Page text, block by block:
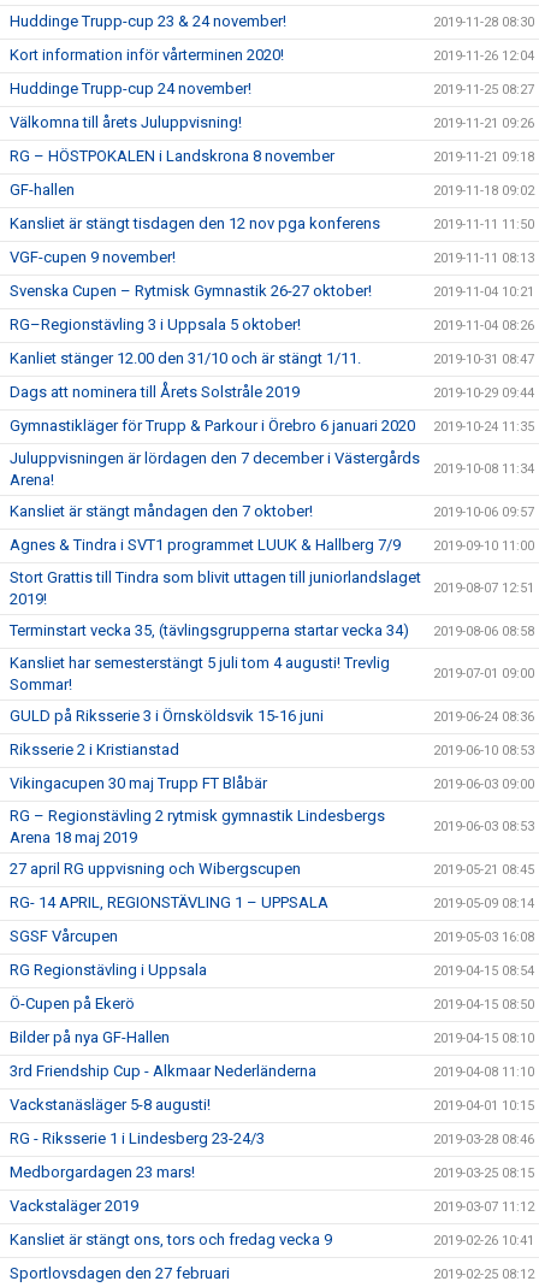
Huddinge Trupp-cup 23 & 24 november! 2019-11-28 08:30
Kort information inför vårterminen 2020! 2019-11-26 12:04
Huddinge Trupp-cup 24 november! 2019-11-25 08:27
Välkomna till årets Juluppvisning! 2019-11-21 09:26
RG – HÖSTPOKALEN i Landskrona 8 november 2019-11-21 09:18
GF-hallen 2019-11-18 09:02
Kansliet är stängt tisdagen den 12 nov pga konferens 2019-11-11 11:50
VGF-cupen 9 november! 2019-11-11 08:13
Svenska Cupen – Rytmisk Gymnastik 26-27 oktober! 2019-11-04 10:21
RG–Regionstävling 3 i Uppsala 5 oktober! 2019-11-04 08:26
Kanliet stänger 12.00 den 31/10 och är stängt 1/11. 2019-10-31 08:47
Dags att nominera till Årets Solstråle 2019 2019-10-29 09:44
Gymnastikläger för Trupp & Parkour i Örebro 6 januari 2020 2019-10-24 11:35
Juluppvisningen är lördagen den 7 december i Västergårds
Arena!
2019-10-08 11:34
Kansliet är stängt måndagen den 7 oktober! 2019-10-06 09:57
Agnes & Tindra i SVT1 programmet LUUK & Hallberg 7/9 2019-09-10 11:00
Stort Grattis till Tindra som blivit uttagen till juniorlandslaget
2019!
2019-08-07 12:51
Terminstart vecka 35, (tävlingsgrupperna startar vecka 34) 2019-08-06 08:58
Kansliet har semesterstängt 5 juli tom 4 augusti! Trevlig
Sommar!
2019-07-01 09:00
GULD på Riksserie 3 i Örnsköldsvik 15-16 juni 2019-06-24 08:36
Riksserie 2 i Kristianstad 2019-06-10 08:53
Vikingacupen 30 maj Trupp FT Blåbär 2019-06-03 09:00
RG – Regionstävling 2 rytmisk gymnastik Lindesbergs
Arena 18 maj 2019
2019-06-03 08:53
27 april RG uppvisning och Wibergscupen 2019-05-21 08:45
RG- 14 APRIL, REGIONSTÄVLING 1 – UPPSALA 2019-05-09 08:14
SGSF Vårcupen 2019-05-03 16:08
RG Regionstävling i Uppsala 2019-04-15 08:54
Ö-Cupen på Ekerö 2019-04-15 08:50
Bilder på nya GF-Hallen 2019-04-15 08:10
3rd Friendship Cup - Alkmaar Nederländerna 2019-04-08 11:10
Vackstanäsläger 5-8 augusti! 2019-04-01 10:15
RG - Riksserie 1 i Lindesberg 23-24/3 2019-03-28 08:46
Medborgardagen 23 mars! 2019-03-25 08:15
Vackstaläger 2019 2019-03-07 11:12
Kansliet är stängt ons, tors och fredag vecka 9 2019-02-26 10:41
Sportlovsdagen den 27 februari 2019-02-25 08:12